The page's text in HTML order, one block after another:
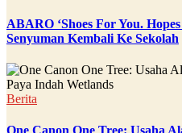
ABARO ‘Shoes For You.
Senyuman Kembali Ke Sekolah
Berita